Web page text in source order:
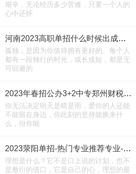
艰辛，无论经历多少苦难，只要一个人的
心中还怀
河南2023高职单招什么时候出成绩_院校推荐
孤独，是因为你值得拥有更好的。每个人
都有一段独行的时光，或长或短，都是无
可回避的
2023年春招公办3+2中专郑州财税金融学院中专学校推荐
你无法决定明天是晴是雨，爱你的人还能
不能留在身边，你此刻的坚持能换来什
么，但你能
2023荥阳单招-热门专业推荐专业-咨询必看
理想是什么？它不是口上说的计划，也不
是敷衍的借口，它是自己的心，理想的最